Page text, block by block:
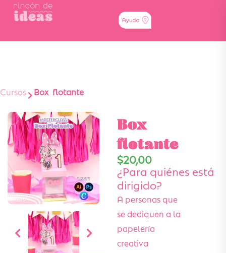
Cursos Box flotante
Box
flotante
$20,00
¿Para quiénes está
dirigido?
A personas que
se dediquen a la
papelería
creativa